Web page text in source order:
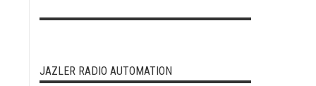
JAZLER RADIO AUTOMATION